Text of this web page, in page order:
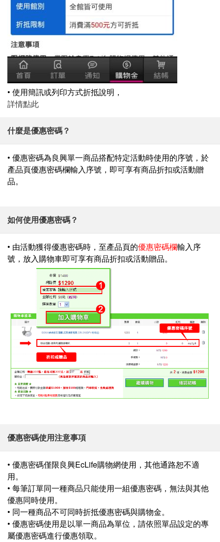
• 使用簡訊或列印方式折抵說明，
詳情點此
什麼是優惠密碼？
• 優惠密碼為良興單一商品搭配特定活動時使用的序號，於
產品頁優惠密碼欄輸入序號，即可享有商品折扣或活動贈
品。
如何使用優惠密碼？
• 由活動獲得優惠密碼時，至產品頁的優惠密碼欄輸入序
號，放入購物車即可享有商品折扣或活動贈品。
優惠密碼使用注意事項
• 優惠密碼僅限良興EcLife購物網使用，其他通路恕不適
用。
• 每筆訂單同一種商品只能使用一組優惠密碼，無法與其他
優惠同時使用。
• 同一種商品不可同時折抵優惠密碼與購物金。
• 優惠密碼使用是以單一商品為單位，請依照單品設定的專
屬優惠密碼進行優惠領取。